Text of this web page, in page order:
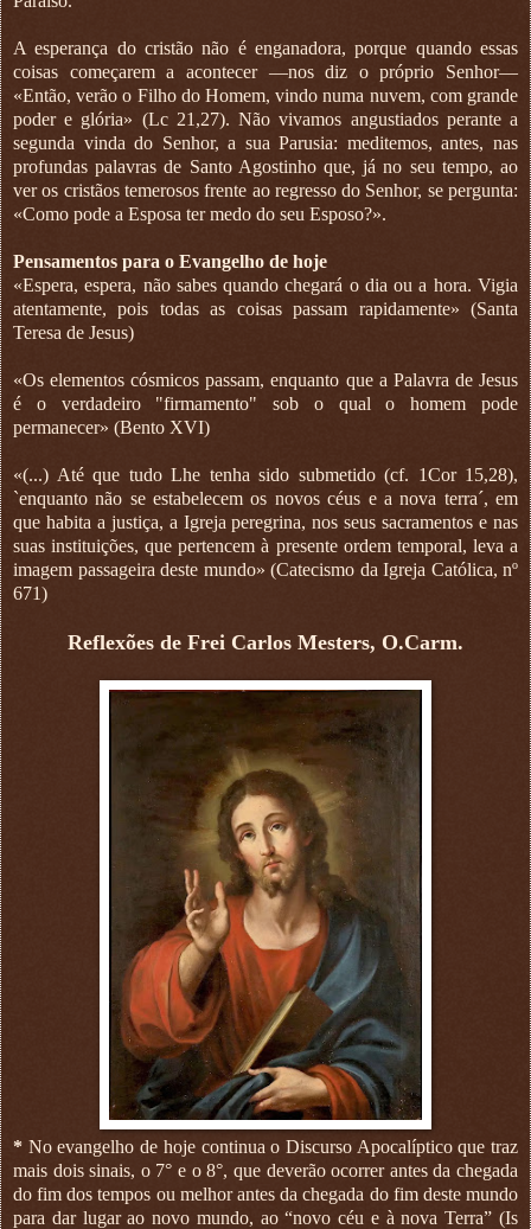
A esperança do cristão não é enganadora, porque quando essas
coisas começarem a acontecer —nos diz o próprio Senhor—
«Então, verão o Filho do Homem, vindo numa nuvem, com grande
poder e glória» (Lc 21,27). Não vivamos angustiados perante a
segunda vinda do Senhor, a sua Parusia: meditemos, antes, nas
profundas palavras de Santo Agostinho que, já no seu tempo, ao
ver os cristãos temerosos frente ao regresso do Senhor, se pergunta:
«Como pode a Esposa ter medo do seu Esposo?».
Pensamentos para o Evangelho de hoje
«Espera, espera, não sabes quando chegará o dia ou a hora. Vigia
atentamente, pois todas as coisas passam rapidamente» (Santa
Teresa de Jesus)
«Os elementos cósmicos passam, enquanto que a Palavra de Jesus
é o verdadeiro "firmamento" sob o qual o homem pode
permanecer» (Bento XVI)
«(...) Até que tudo Lhe tenha sido submetido (cf. 1Cor 15,28),
`enquanto não se estabelecem os novos céus e a nova terra´, em
que habita a justiça, a Igreja peregrina, nos seus sacramentos e nas
suas instituições, que pertencem à presente ordem temporal, leva a
imagem passageira deste mundo» (Catecismo da Igreja Católica, nº
671)
Reflexões de Frei Carlos Mesters, O.Carm.
* No evangelho de hoje continua o Discurso Apocalíptico que traz
mais dois sinais, o 7° e o 8°, que deverão ocorrer antes da chegada
do fim dos tempos ou melhor antes da chegada do fim deste mundo
para dar lugar ao novo mundo, ao “novo céu e à nova Terra” (Is